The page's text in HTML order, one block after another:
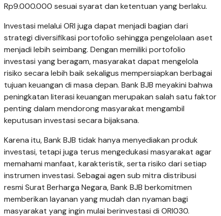
Rp9.000.000 sesuai syarat dan ketentuan yang berlaku.
Investasi melalui ORI juga dapat menjadi bagian dari
strategi diversifikasi portofolio sehingga pengelolaan aset
menjadi lebih seimbang. Dengan memiliki portofolio
investasi yang beragam, masyarakat dapat mengelola
risiko secara lebih baik sekaligus mempersiapkan berbagai
tujuan keuangan di masa depan. Bank BJB meyakini bahwa
peningkatan literasi keuangan merupakan salah satu faktor
penting dalam mendorong masyarakat mengambil
keputusan investasi secara bijaksana.
Karena itu, Bank BJB tidak hanya menyediakan produk
investasi, tetapi juga terus mengedukasi masyarakat agar
memahami manfaat, karakteristik, serta risiko dari setiap
instrumen investasi. Sebagai agen sub mitra distribusi
resmi Surat Berharga Negara, Bank BJB berkomitmen
memberikan layanan yang mudah dan nyaman bagi
masyarakat yang ingin mulai berinvestasi di ORI030.